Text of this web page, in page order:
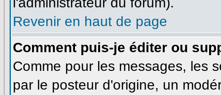
Revenir en haut de page
Comment puis-je éditer ou
Comme pour les messages, les
par le posteur d'origine, un